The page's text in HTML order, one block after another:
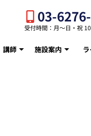
03-
受付時間：月〜日・祝
講師 施設案内